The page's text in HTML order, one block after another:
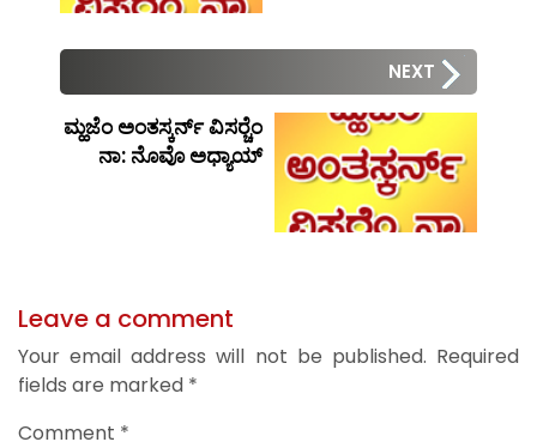
NEXT
ಮ್ಹಜೆಂ ಅಂತಸ್ಕರ್ನ್ ವಿಸರ್‍ಚೆಂ
ನಾ: ನೊವೊ ಅಧ್ಯಾಯ್
Leave a comment
Your email address will not be published. Required
fields are marked *
Comment *